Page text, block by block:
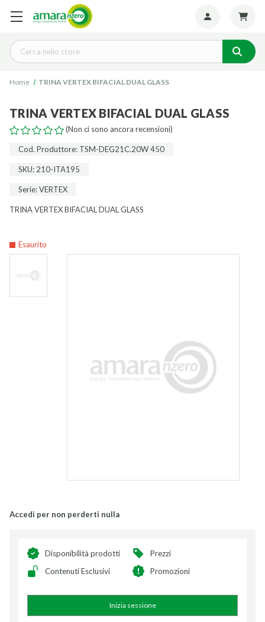
Cerca
Home TRINA VERTEX BIFACIAL DUAL GLASS
TRINA VERTEX BIFACIAL DUAL GLASS
(Non ci sono ancora recensioni)
Cod. Produttore: TSM-DEG21C.20W 450
SKU: 210-ITA195
Serie: VERTEX
TRINA VERTEX BIFACIAL DUAL GLASS
Esaurito
Accedi per non perderti nulla
Disponibilità prodotti
Prezzi
Contenuti Esclusivi
Promozioni
Inizia sessione